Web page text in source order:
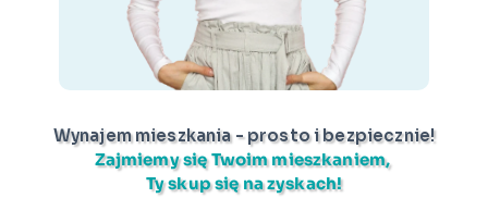
Wynajem mieszkania - prosto i bezpiecznie!
Zajmiemy się Twoim mieszkaniem,
Ty skup się na zyskach!